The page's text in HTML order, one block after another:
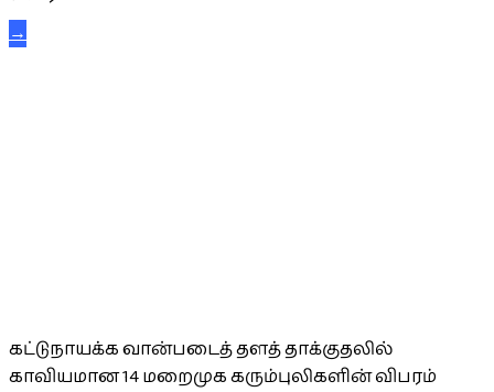
→
கட்டுநாயக்க வான்படைத் தளத் தாக்குதலில்
காவியமான 14 மறைமுக கரும்புலிகளின் விபரம்